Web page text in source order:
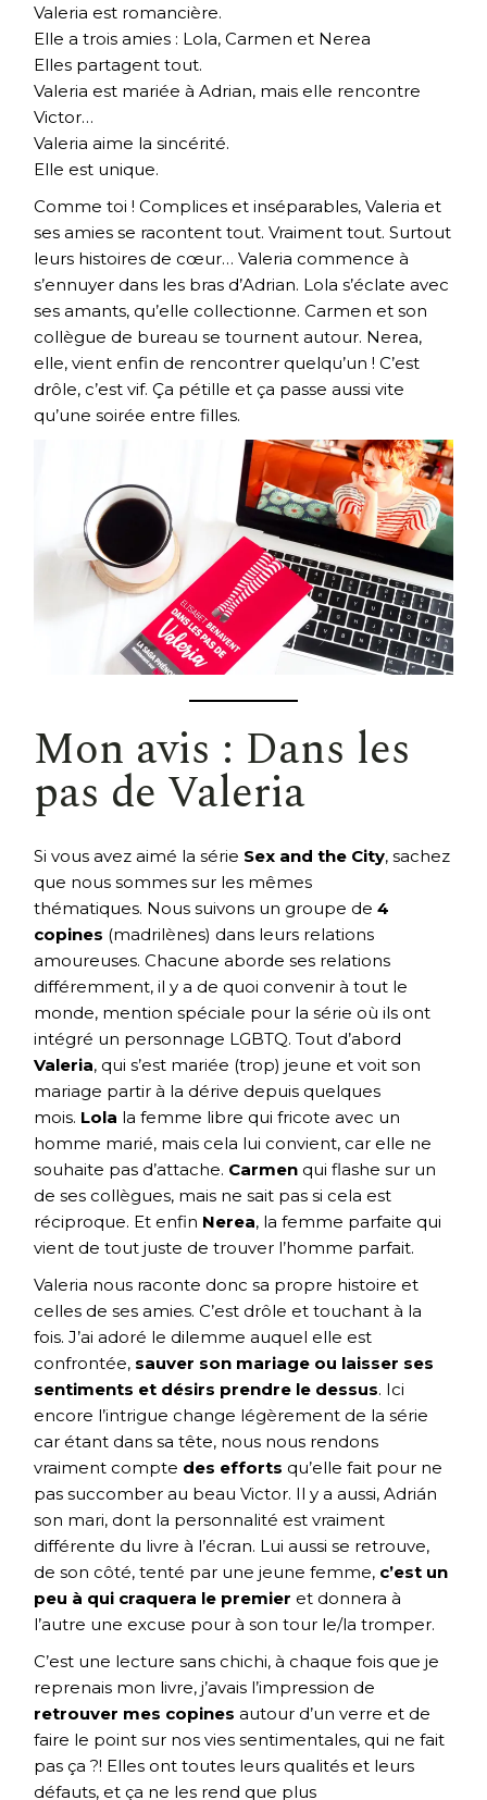
Valeria est romancière.
Elle a trois amies : Lola, Carmen et Nerea
Elles partagent tout.
Valeria est mariée à Adrian, mais elle rencontre
Victor…
Valeria aime la sincérité.
Elle est unique.
Comme toi ! Complices et inséparables, Valeria et
ses amies se racontent tout. Vraiment tout. Surtout
leurs histoires de cœur… Valeria commence à
s’ennuyer dans les bras d’Adrian. Lola s’éclate avec
ses amants, qu’elle collectionne. Carmen et son
collègue de bureau se tournent autour. Nerea,
elle, vient enfin de rencontrer quelqu’un ! C’est
drôle, c’est vif. Ça pétille et ça passe aussi vite
qu’une soirée entre filles.
Mon avis : Dans les
pas de Valeria
Si vous avez aimé la série Sex and the City, sachez
que nous sommes sur les mêmes
thématiques. Nous suivons un groupe de4
copines (madrilènes) dans leurs relations
amoureuses. Chacune aborde ses relations
différemment, il y a de quoi convenir à tout le
monde, mention spéciale pour la série où ils ont
intégré un personnage LGBTQ. Tout d’abord
Valeria, qui s’est mariée (trop) jeune et voit son
mariage partir à la dérive depuis quelques
mois. Lola la femme libre qui fricote avec un
homme marié, mais cela lui convient, car elle ne
souhaite pas d’attache. Carmen qui flashe sur un
de ses collègues, mais ne sait pas si cela est
réciproque. Et enfin Nerea, la femme parfaite qui
vient de tout juste de trouver l’homme parfait.
Valeria nous raconte donc sa propre histoire et
celles de ses amies. C’est drôle et touchant à la
fois. J’ai adoré le dilemme auquel elle est
confrontée, sauver son mariage ou laisser ses
sentiments et désirs prendre le dessus. Ici
encore l’intrigue change légèrement de la série
car étant dans sa tête, nous nous rendons
vraiment compte des efforts qu’elle fait pour ne
pas succomber au beau Victor. Il y a aussi, Adrián
son mari, dont la personnalité est vraiment
différente du livre à l’écran. Lui aussi se retrouve,
de son côté, tenté par une jeune femme, c’est un
peu à qui craquera le premier et donnera à
l’autre une excuse pour à son tour le/la tromper.
C’est une lecture sans chichi, à chaque fois que je
reprenais mon livre, j’avais l’impression de
retrouver mes copines autour d’un verre et de
faire le point sur nos vies sentimentales, qui ne fait
pas ça ?! Elles ont toutes leurs qualités et leurs
défauts, et ça ne les rend que plus